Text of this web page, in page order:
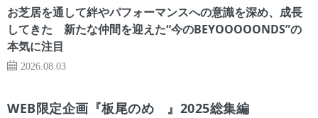
お芝居を通して絆やパフォーマンスへの意識を深め、成長
してきた 新たな仲間を迎えた“今のBEYOOOOONDS”の
本気に注目
2026.08.03
WEB限定企画『板尾のめ゙』2025総集編